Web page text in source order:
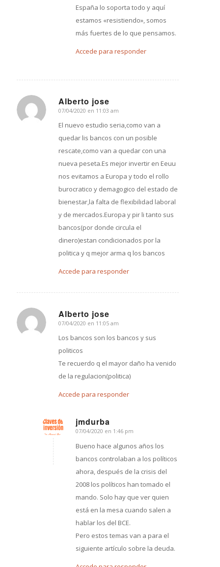
España lo soporta todo y aquí
estamos «resistiendo», somos
más fuertes de lo que pensamos.
Accede para responder
Alberto jose
Dice:
07/04/2020 en 11:03 am
El nuevo estudio seria,como van a
quedar lis bancos con un posible
rescate,como van a quedar con una
nueva peseta.Es mejor invertir en Eeuu
nos evitamos a Europa y todo el rollo
burocratico y demagogico del estado de
bienestar,la falta de flexibilidad laboral
y de mercados.Europa y pir li tanto sus
bancos(por donde circula el
dinero)estan condicionados por la
politica y q mejor arma q los bancos
Accede para responder
Alberto jose
Dice:
07/04/2020 en 11:05 am
Los bancos son los bancos y sus
politicos
Te recuerdo q el mayor daño ha venido
de la regulacion(politica)
Accede para responder
jmdurba
Dice:
07/04/2020 en 1:46 pm
Bueno hace algunos años los
bancos controlaban a los políticos
ahora, después de la crisis del
2008 los políticos han tomado el
mando. Solo hay que ver quien
está en la mesa cuando salen a
hablar los del BCE.
Pero estos temas van a para el
siguiente artículo sobre la deuda.